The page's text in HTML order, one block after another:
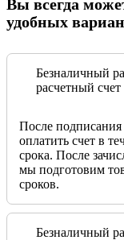
Вы всегда
удобных
Безналичный
расчетный
После
оплатить счет в
срока. После
мы подготовим
сроков.
Безналичный